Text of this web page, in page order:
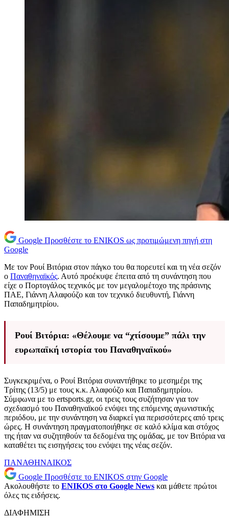
Google Προσθέστε το ENIKOS ως προτιμώμενη πηγή στη
Google
Με τον Ρουί Βιτόρια στον πάγκο του θα πορευτεί και τη νέα σεζόν
ο Παναθηναϊκός. Αυτό προέκυψε έπειτα από τη συνάντηση που
είχε ο Πορτογάλος τεχνικός με τον μεγαλομέτοχο της πράσινης
ΠΑΕ, Γιάννη Αλαφούζο και τον τεχνικό διευθυντή, Γιάννη
Παπαδημητρίου.
Ρουί Βιτόρια: «Θέλουμε να “χτίσουμε” πάλι την
ευρωπαϊκή ιστορία του Παναθηναϊκού»
Συγκεκριμένα, ο Ρουί Βιτόρια συναντήθηκε το μεσημέρι της
Τρίτης (13/5) με τους κ.κ. Αλαφούζο και Παπαδημητρίου.
Σύμφωνα με το ertsports.gr, oι τρεις τους συζήτησαν για τον
σχεδιασμό του Παναθηναϊκού ενόψει της επόμενης αγωνιστικής
περιόδου, με την συνάντηση να διαρκεί για περισσότερες από τρεις
ώρες. Η συνάντηση πραγματοποιήθηκε σε καλό κλίμα και στόχος
της ήταν να συζητηθούν τα δεδομένα της ομάδας, με τον Βιτόρια να
καταθέτει τις εισηγήσεις του ενόψει της νέας σεζόν.
ΠΑΝΑΘΗΝΑΙΚΟΣ
Google Προσθέστε το ENIKOS στην Google
Ακολουθήστε το ENIKOS στο Google News και μάθετε πρώτοι
όλες τις ειδήσεις.
ΔΙΑΦΗΜΙΣΗ